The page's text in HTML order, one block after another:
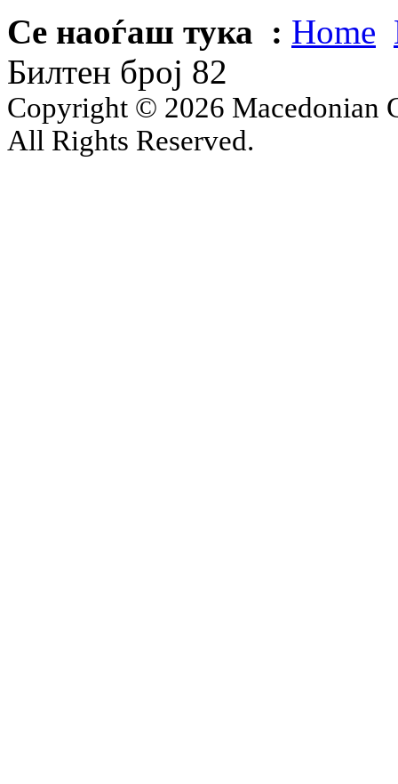
Се наоѓаш тука : Home
Билтен број 82
Copyright © 2026 Macedonian
All Rights Reserved.